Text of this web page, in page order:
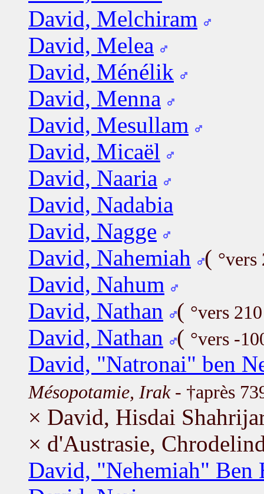
David, Melchiram
David, Melea
David, Ménélik
David, Menna
David, Mesullam
David, Micaël
David, Naaria
David, Nadabia
David, Nagge
David, Nahemiah
( °vers
David, Nahum
David, Nathan
( °vers
David, Nathan ( °vers -
David, "Natronai" ben
Mésopotamie, Irak- †après
× David, Hisdai
× d'Austrasie,
David, "Nehemiah" Ben